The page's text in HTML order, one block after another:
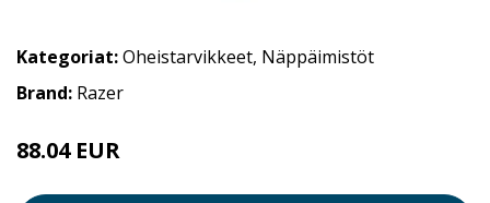
Kategoriat:Oheistarvikkeet, Näppäimistöt
Brand: Razer
88.04 EUR